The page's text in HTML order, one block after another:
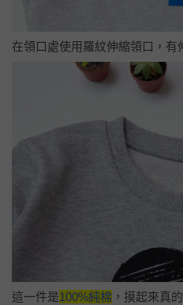
在領口處使用羅紋伸縮領口，有
這一件是100%純棉 ，摸起來真